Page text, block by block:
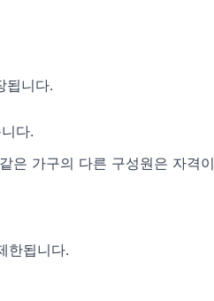
됩니다.
다.
은 가구의 다른 구성원은 자격이
한됩니다.